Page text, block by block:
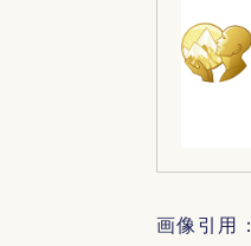
画像引用：